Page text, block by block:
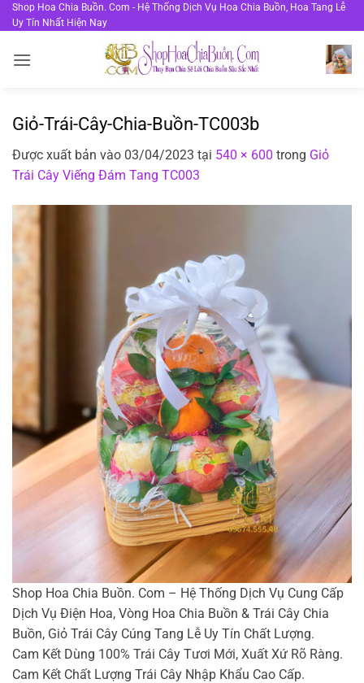
Bỏ
qua
dung
Shop Hoa Chia Buồn. Com - Hệ Thống Dịch Vụ Hoa Chia Buồn, Hoa Tang Lễ
Uy Tín Nhất Hiện Nay
Giỏ-Trái-Cây-Chia-Buồn-TC003b
Được xuất bản vào 03/04/2023 tại 540 × 600 trong Giỏ
Trái Cây Viếng Đám Tang TC003
Shop Hoa Chia Buồn. Com – Hệ Thống Dịch Vụ Cung Cấp
Dịch Vụ Điện Hoa, Vòng Hoa Chia Buồn & Trái Cây Chia
Buồn, Giỏ Trái Cây Cúng Tang Lễ Uy Tín Chất Lượng.
Cam Kết Dùng 100% Trái Cây Tươi Mới, Xuất Xứ Rõ Ràng.
Cam Kết Chất Lượng Trái Cây Nhập Khẩu Cao Cấp.